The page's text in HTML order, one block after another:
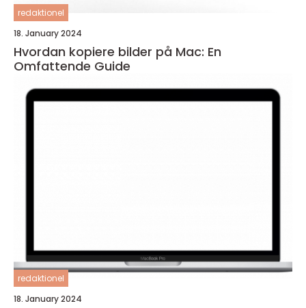
redaktionel
18. January 2024
Hvordan kopiere bilder på Mac: En
Omfattende Guide
redaktionel
18. January 2024